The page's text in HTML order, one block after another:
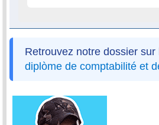
Retrouvez notre dossier sur
diplòme de comptabilité et